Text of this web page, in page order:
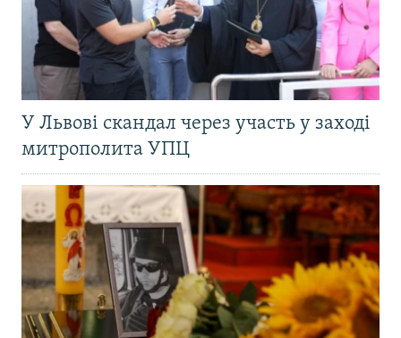
У Львові скандал через участь у заході
митрополита УПЦ